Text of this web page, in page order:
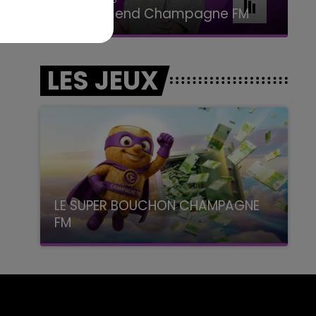
LES JEUX
LE SUPER BOUCHON CHAMPAGNE
FM
avec La Famille Champagne FM, à 8H10